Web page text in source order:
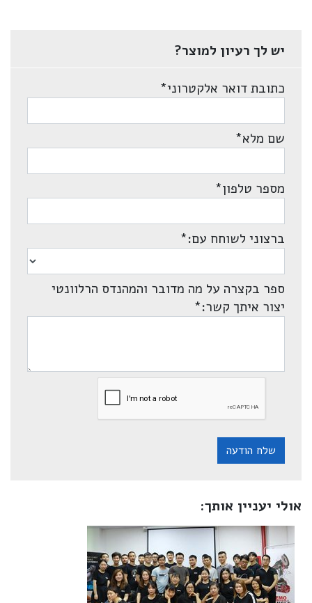
יש לך רעיון למוצר?
כתובת דואר אלקטרוני*
שם מלא*
מספר טלפון*
ברצוני לשוחח עם:*
ספר בקצרה על מה מדובר והמהנדס הרלוונטי
יצור איתך קשר:*
שלח הודעה
אולי יעניין אותך: